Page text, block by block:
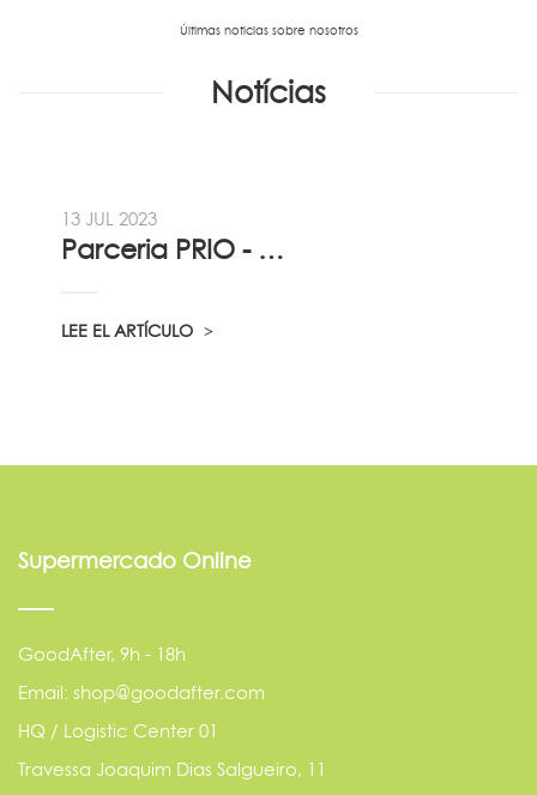
Últimas noticias sobre nosotros
Notícias
13 JUL 2023
Parceria PRIO - Viadireta - Goodafter...
LEE EL ARTÍCULO
Supermercado Online
GoodAfter, 9h - 18h
Email: shop@goodafter.com
HQ / Logistic Center 01
Travessa Joaquim Dias Salgueiro, 11